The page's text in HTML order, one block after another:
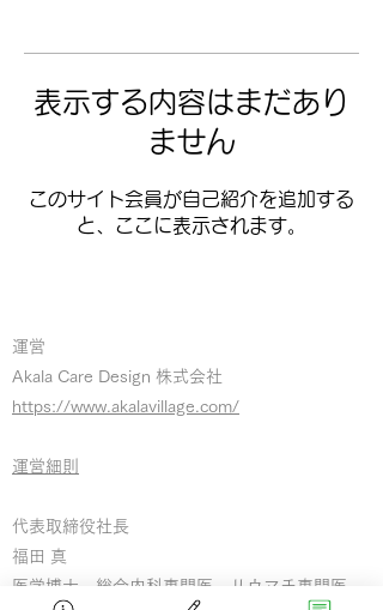
表示する内容はまだあり
ません
このサイト会員が自己紹介を追加する
と、ここに表示されます。
運営
Akala Care Design 株式会社
https://www.akalavillage.com/
​運営細則
代表取締役社長
福田 真
​医学博士 総合内科専門医 リウマチ専門医